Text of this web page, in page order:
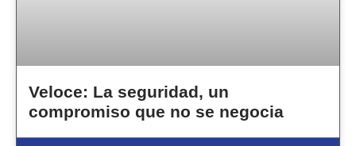
Veloce: La seguridad, un
compromiso que no se negocia